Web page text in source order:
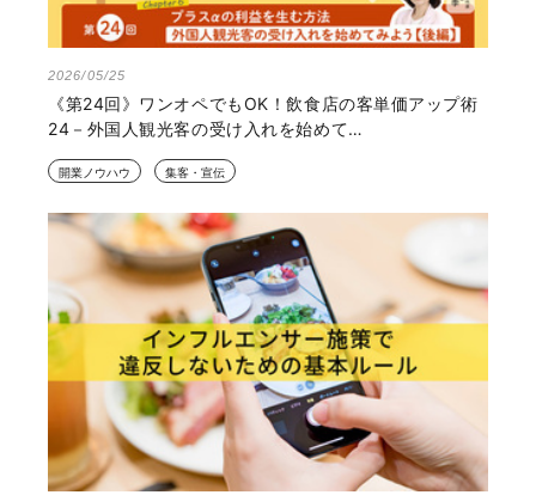
2026/05/25
《第24回》ワンオペでもOK！飲食店の客単価アップ術
24－外国人観光客の受け入れを始めて…
開業ノウハウ 集客・宣伝